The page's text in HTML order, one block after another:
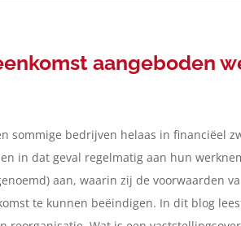
aangeboden
sommige bedrijven helaas in financiëel
in dat geval regelmatig aan hun
aan, waarin zij de voorwaarden
te kunnen beëindigen. In dit blog